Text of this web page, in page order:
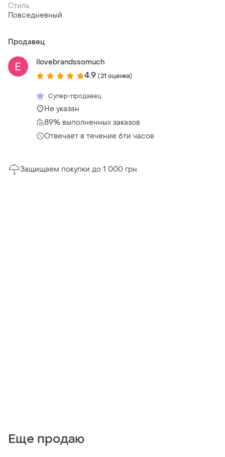
Стиль
Повседневный
Продавец
ilovebrandssomuch
4.9 (21 оценка)
Супер-продавец
Не указан
89% выполненных заказов
Отвечает в течение 6ти часов
Защищаем покупки до 1 000 грн
Еще продаю